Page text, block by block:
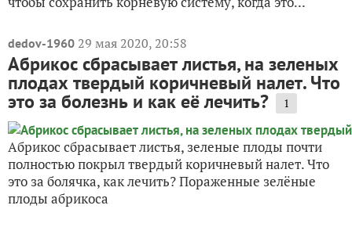
dedov-1960 29 мая 2020, 20:58
Абрикос сбрасывает листья, на зеленых
плодах твердый коричневый налет. Что
это за болезнь и как её лечить? 1
Абрикос сбрасывает листья, зеленые плоды почти
полностью покрыл твердый коричневый налет. Что
это за болячка, как лечить? Пораженные зелёные
плоды абрикоса